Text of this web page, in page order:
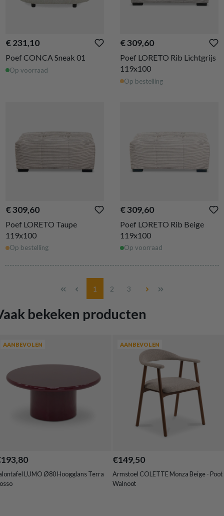
€ 231,10
Poef CONCA Sneak 01
Op voorraad
€ 309,60
Poef LORETO Rib Lichtgrijs
119x100
Op bestelling
€ 309,60
Poef LORETO Taupe
119x100
Op bestelling
€ 309,60
Poef LORETO Rib Beige
119x100
Op voorraad
Pagina
1 Pagina
2 Pagina
3
bekeken producten
AANBEVOLEN
LUMO Ø80 Hoogglans Terra
AANBEVOLEN
€149,50
Armstoel COLETTE Monza Beige - Poot
Walnoot